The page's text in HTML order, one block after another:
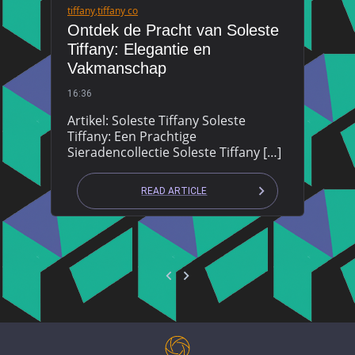
tiffany,tiffany co
Ontdek de Pracht van Soleste
Tiffany: Elegantie en
Vakmanschap
16:36
Artikel: Soleste Tiffany Soleste
Tiffany: Een Prachtige
Sieradencollectie Soleste Tiffany […]
READ ARTICLE